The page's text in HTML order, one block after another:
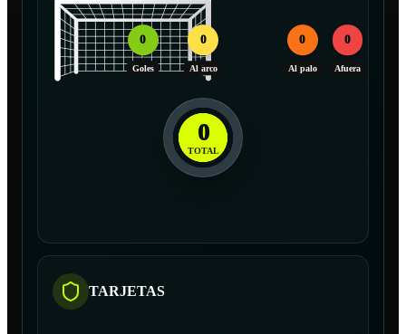
0
Goles
0
Al arco
0
Al palo
0
Afuera
0
TOTAL
TARJETAS